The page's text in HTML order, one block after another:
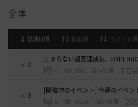
全体
登録日順 検索順 コメント順
0
止まらない超高速成長、
0 983 黒い砂漠 7 日前
8
[開催中のイベント] 今週のイベン
0 53.1K 黒い砂漠